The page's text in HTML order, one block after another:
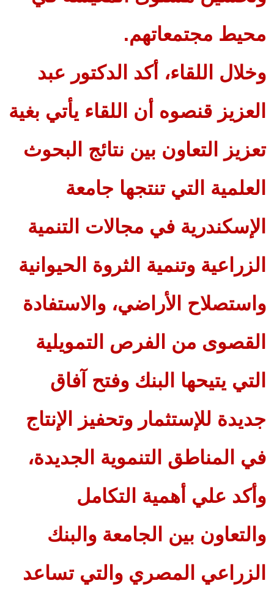
محيط مجتمعاتهم.
وخلال اللقاء، أكد الدكتور عبد
العزيز قنصوه أن اللقاء يأتي بغية
تعزيز التعاون بين نتائج البحوث
العلمية التي تنتجها جامعة
الإسكندرية في مجالات التنمية
الزراعية وتنمية الثروة الحيوانية
واستصلاح الأراضي، والاستفادة
القصوى من الفرص التمويلية
التي يتيحها البنك وفتح آفاق
جديدة للإستثمار وتحفيز الإنتاج
في المناطق التنموية الجديدة،
وأكد علي أهمية التكامل
والتعاون بين الجامعة والبنك
الزراعي المصري والتي تساعد